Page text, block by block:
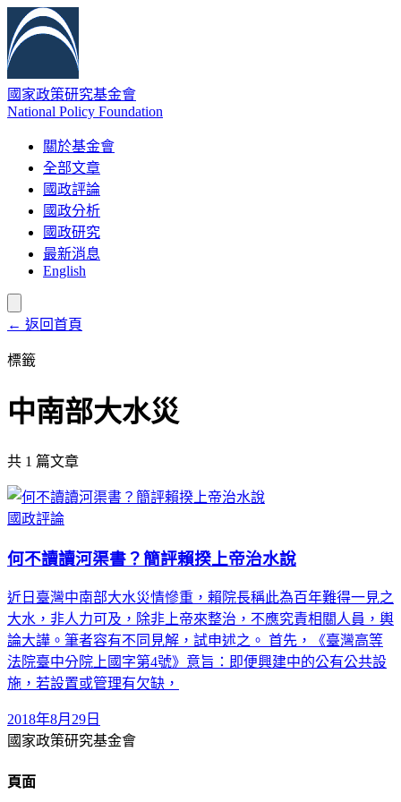
國家政策研究基金會
National Policy Foundation
關於基金會
全部文章
國政評論
國政分析
國政研究
最新消息
English
← 返回首頁
標籤
中南部大水災
共 1 篇文章
國政評論
何不讀讀河渠書？簡評賴揆上帝治水說
近日臺灣中南部大水災情慘重，賴院長稱此為百年難得一見之
大水，非人力可及，除非上帝來整治，不應究責相關人員，輿
論大譁。筆者容有不同見解，試申述之。 首先，《臺灣高等
法院臺中分院上國字第4號》意旨：即便興建中的公有公共設
施，若設置或管理有欠缺，
2018年8月29日
國家政策研究基金會
頁面